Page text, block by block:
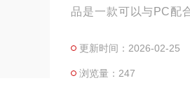
品是一款可以与PC配
更新时间：2026-02-25
浏览量：247